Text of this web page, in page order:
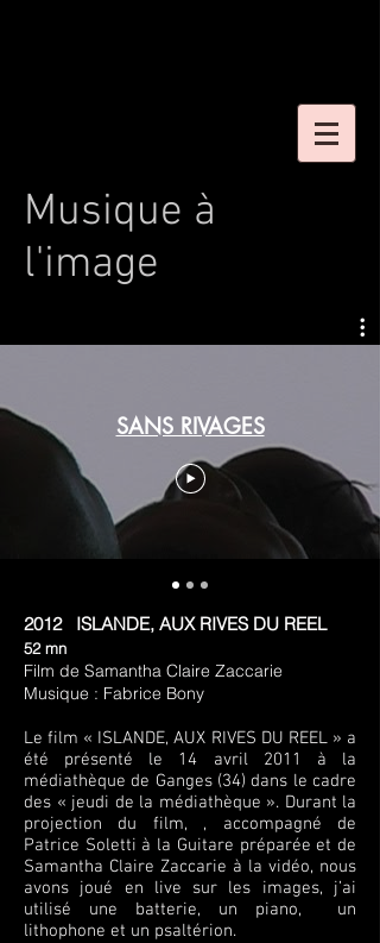
Musique à
l'image
SANS RIVAGES
2012 ISLANDE, AUX RIVES DU REEL
52 mn
Film de Samantha Claire Zaccarie
Musique : Fabrice Bony
Le film « ISLANDE, AUX RIVES DU REEL » a
été présenté le 14 avril 2011 à la
médiathèque de Ganges (34) dans le cadre
des « jeudi de la médiathèque ». Durant la
projection du film, , accompagné de
Patrice Soletti à la Guitare préparée et de
Samantha Claire Zaccarie à la vidéo, nous
avons joué en live sur les images, j’ai
utilisé une batterie, un piano, un
lithophone et un psaltérion.